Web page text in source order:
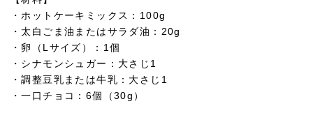
・ホットケーキミックス：100g
・太白ごま油またはサラダ油：20g
・卵（Lサイズ）：1個
・シナモンシュガー：大さじ1
・調整豆乳または牛乳：大さじ1
・一口チョコ：6個（30g）